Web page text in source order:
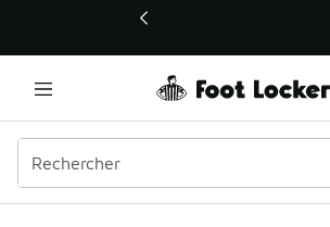
Ce lien ouvrira une nouvelle fenêtre